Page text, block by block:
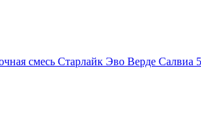
смесь Старлайк Эво Верде Салвиа